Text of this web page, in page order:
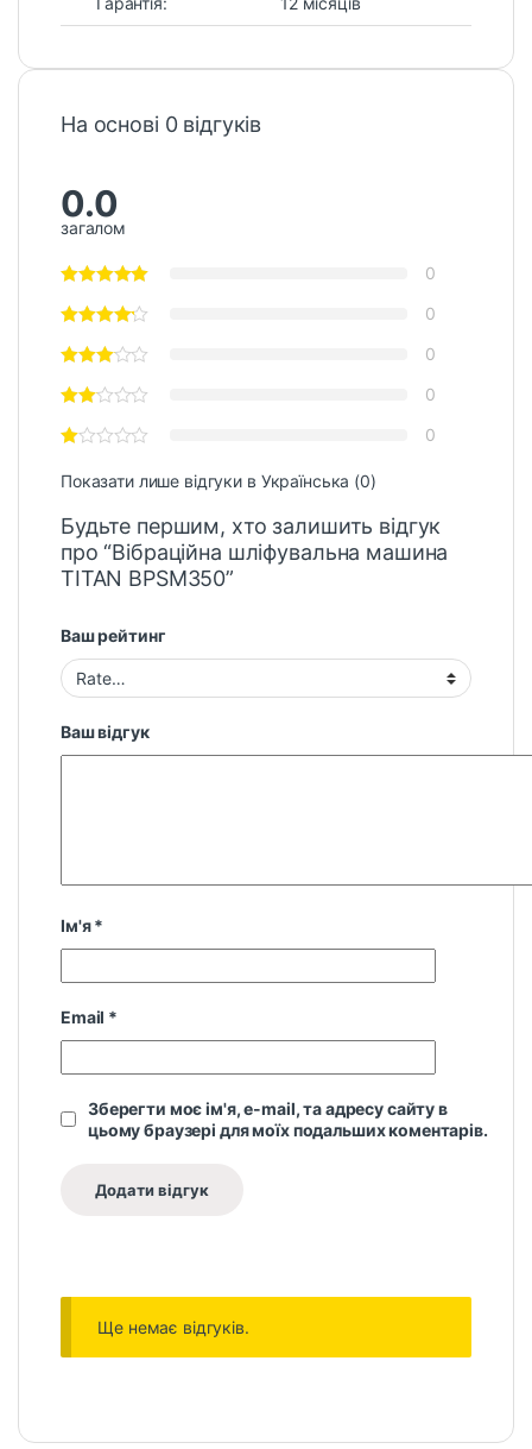
На основі 0 відгуків
0.0
загалом
0
0
0
0
0
Показати лише відгуки в Українська (0)
Будьте першим, хто залишить відгук
про “Вібраційна шліфувальна машина
TITAN BPSM350”
Ваш рейтинг
Ваш відгук
Ім'я*
Email *
Зберегти моє ім'я, e-mail, та адресу сайту в
цьому браузері для моїх подальших коментарів.
Ще немає відгуків.